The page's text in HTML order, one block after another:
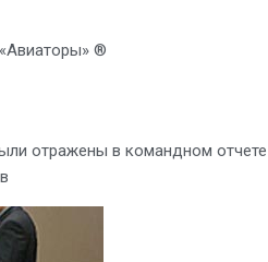
®
отражены в командном отчете